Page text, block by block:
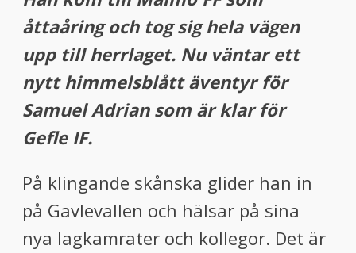
åttaåring och tog sig hela vägen
upp till herrlaget. Nu väntar ett
nytt himmelsblått äventyr för
Samuel Adrian som är klar för
Gefle IF.
På klingande skånska glider han in
på Gavlevallen och hälsar på sina
nya lagkamrater och kollegor. Det är